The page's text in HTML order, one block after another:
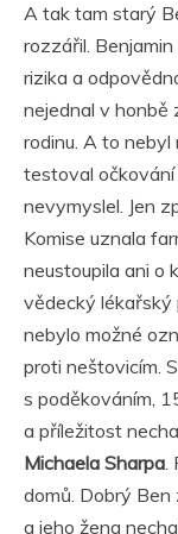
A tak tam starý
rozzářil.
rizika a
nejednal v honbě
rodinu. A to nebyl
testoval očkování
nevymyslel. Jen
Komise uznala
neustoupila ani o
vědecký lékařský
nebylo možné
proti neštovicím.
s poděkováním,
a příležitost
Michaela Sharpa.
domů. Dobrý
a jeho žena